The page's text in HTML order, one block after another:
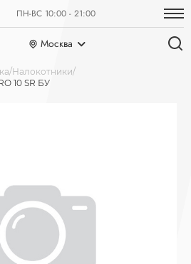
ПН-ВС 10:00 - 21:00
Москва
Налокотники
10 SR БУ